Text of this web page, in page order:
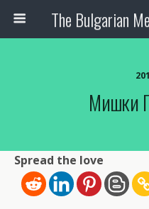
Мишки
Spread the love